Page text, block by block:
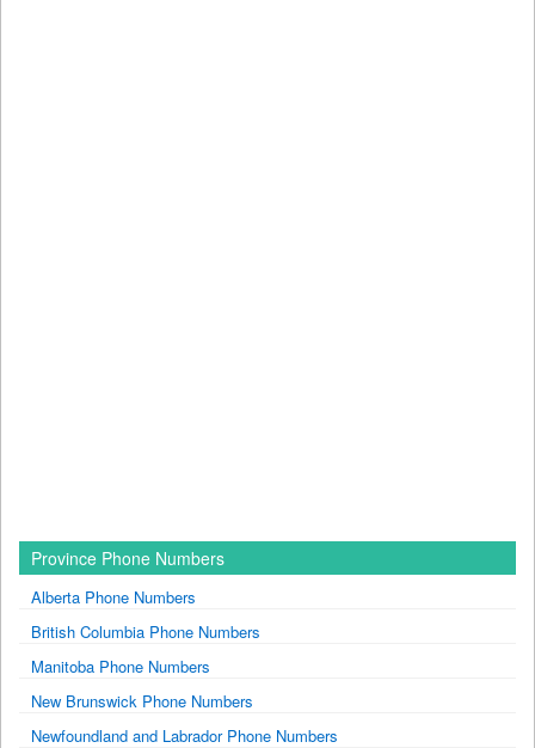
Province Phone Numbers
Alberta Phone Numbers
British Columbia Phone Numbers
Manitoba Phone Numbers
New Brunswick Phone Numbers
Newfoundland and Labrador Phone Numbers